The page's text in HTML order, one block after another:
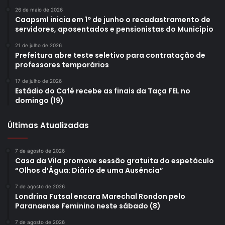
Assessora de Planejamento DA SMPM, Rosângela Teruel. Foto:
reprodução
Secretarias da Mulher e do Idoso
Políticas para as Mulheres (SMPM), Rosângela Teruel,
falou em nome da pasta em que atua e também da
Secretaria do Idoso, representando a secretária Marisol
Chiesa. “Quero iniciar a minha fala destacando a
importância destas duas políticas públicas que
representam uma parcela significativa da nossa
26 de maio de 2026
Caapsml inicia em 1º de junho o recadastramento de
servidores, aposentados e pensionistas do Município
21 de julho de 2026
Prefeitura abre teste seletivo para contratação de
professores temporários
17 de julho de 2026
Estádio do Café recebe as finais da Taça FEL no
domingo (19)
Últimas Atualizadas
7 de agosto de 2026
Casa da Vila promove sessão gratuita do espetáculo
“Olhos d’Água: Diário de uma Ausência”
7 de agosto de 2026
Londrina Futsal encara Marechal Rondon pelo
Paranaense Feminino neste sábado (8)
7 de agosto de 2026